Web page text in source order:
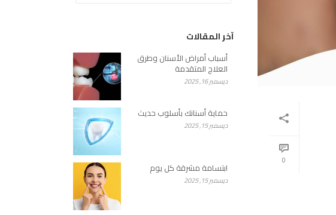
0
آخر المقالات
أسباب أمراض الأسنان وطرق
العلاج المتقدمة
ديسمبر 16, 2025
حماية أسنانك بأسلوب حديث
ديسمبر 15, 2025
ابتسامة مشرقة كل يوم
ديسمبر 15, 2025